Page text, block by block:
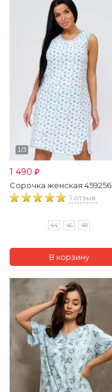
1 490 ₽
Сорочка женская 459256
1 отзыв
44 46 48